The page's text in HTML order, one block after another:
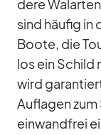
dere
sind häu­fig in
Boote, die
los ein Schild
wird
Auf­la­gen zum
ein­wand­frei